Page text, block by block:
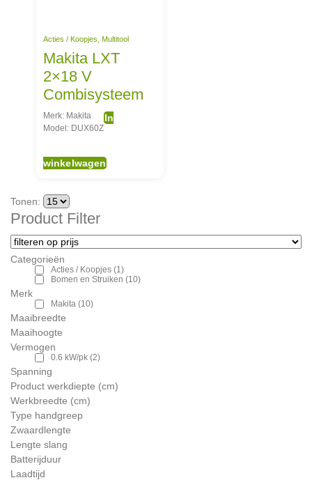
Acties / Koopjes Multitool
Makita LXT
2×18 V
Combisysteem
Merk: Makita
Model: DUX60Z
In
winkelwagen
Tonen:
Product Filter
Categorieën
Acties / Koopjes (1)
Bomen en Struiken (10)
Merk
Makita (10)
Maaibreedte
Maaihoogte
Vermogen
0.6 kW/pk (2)
Spanning
Product werkdiepte (cm)
Werkbreedte (cm)
Type handgreep
Zwaardlengte
Lengte slang
Batterijduur
Laadtijd